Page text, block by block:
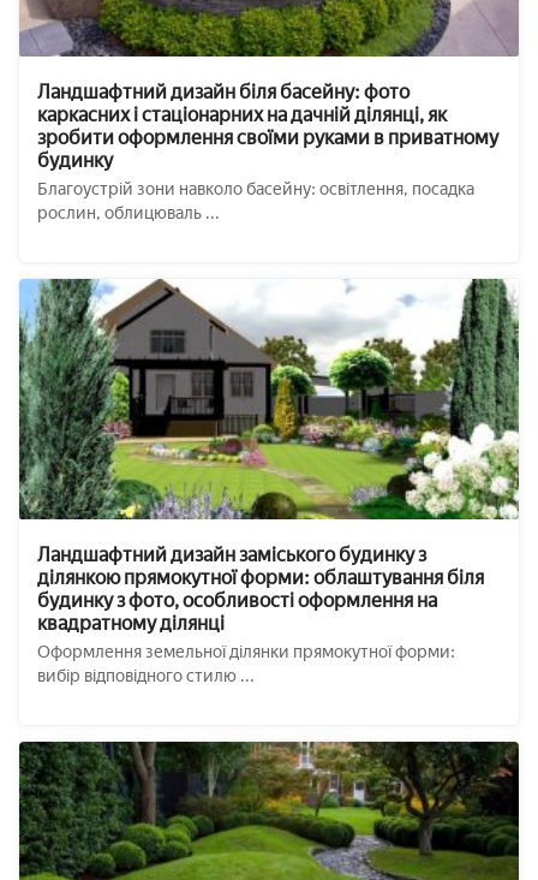
Ландшафтний дизайн біля басейну: фото
каркасних і стаціонарних на дачній ділянці, як
зробити оформлення своїми руками в приватному
будинку
Благоустрій зони навколо басейну: освітлення, посадка
рослин, облицюваль ...
Ландшафтний дизайн заміського будинку з
ділянкою прямокутної форми: облаштування біля
будинку з фото, особливості оформлення на
квадратному ділянці
Оформлення земельної ділянки прямокутної форми:
вибір відповідного стилю ...